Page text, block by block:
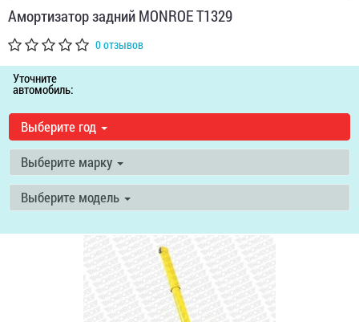
Амортизатор задний MONROE T1329
0 отзывов
Уточните
автомобиль:
Выберите год
Выберите марку
Выберите модель